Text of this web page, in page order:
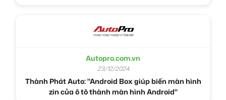
Autopro.com.vn
23/12/2024
Thành Phát Auto: "Android Box giúp biến màn hình
zin của ô tô thành màn hình Android"